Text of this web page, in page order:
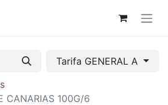
Tarifa GENERAL A
CANARIAS 100G/6